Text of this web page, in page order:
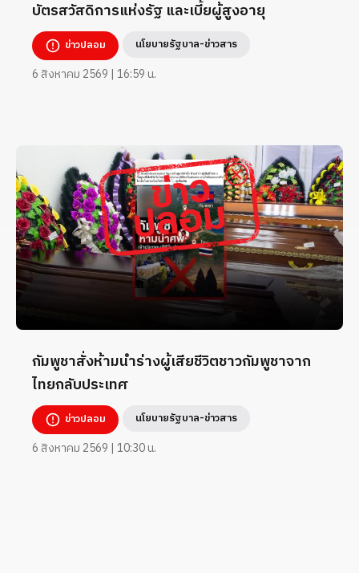
บัตรสวัสดิการแห่งรัฐ และเบี้ยผู้สูงอายุ
ข่าวปลอม นโยบายรัฐบาล-ข่าวสาร
6 สิงหาคม 2569 | 16:59 น.
กัมพูชาสั่งห้ามนำร่างผู้เสียชีวิตชาวกัมพูชาจาก
ไทยกลับประเทศ
ข่าวปลอม นโยบายรัฐบาล-ข่าวสาร
6 สิงหาคม 2569 | 10:30 น.